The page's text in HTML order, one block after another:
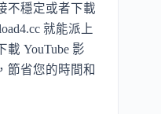
不穩定或者下載
就能派上
YouTube 影
節省您的時間和